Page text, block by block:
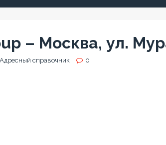
– Москва, ул.
Адресный справочник 0